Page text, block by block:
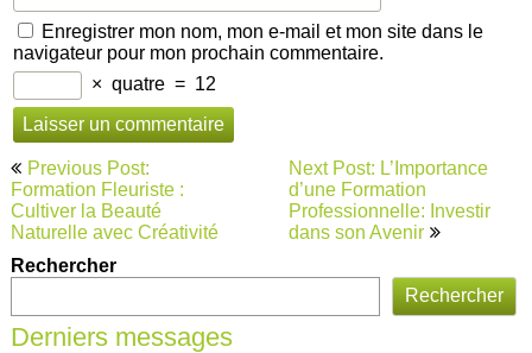
Enregistrer mon nom, mon e-mail et mon site dans le
navigateur pour mon prochain commentaire.
× quatre = 12
Navigation
de
l’article
Previous Post:
Formation Fleuriste :
Cultiver la Beauté
Naturelle avec Créativité
Next Post: L’Importance
d’une Formation
Professionnelle: Investir
dans son Avenir
Rechercher
Rechercher
Derniers messages